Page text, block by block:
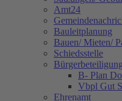
Amt24
Bauleitplanung
Bauen/ Mieten/
Schiedsstelle
Bürgerbeteiligung
B- Plan
Vbpl Gut
Ehrenamt